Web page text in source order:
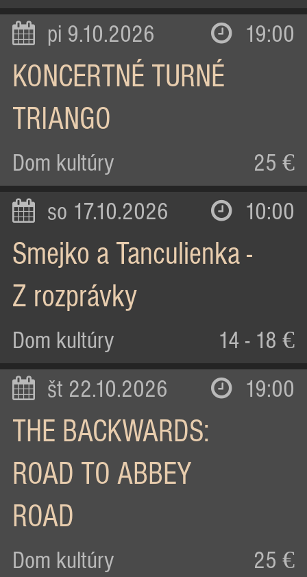
pi 9.10.2026 19:00
KONCERTNÉ TURNÉ
TRIANGO
Dom kultúry 25 €
so 17.10.2026 10:00
Smejko a Tanculienka -
Z rozprávky
Dom kultúry 14 - 18 €
št 22.10.2026 19:00
THE BACKWARDS:
ROAD TO ABBEY
ROAD
Dom kultúry 25 €